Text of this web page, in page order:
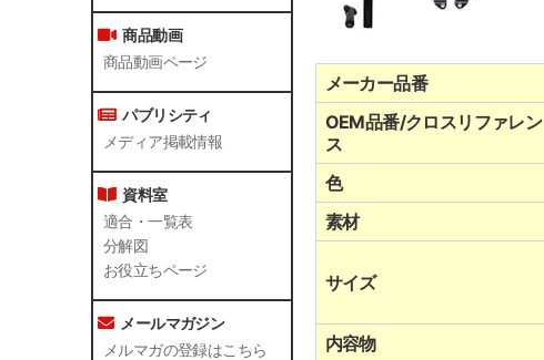
商品動画
商品動画ページ
パブリシティ
メディア掲載情報
資料室
適合・一覧表
分解図
お役立ちページ
メールマガジン
メルマガの登録はこちら
メーカー品番
OEM品番/クロスリファレン
ス
色
素材
サイズ
内容物